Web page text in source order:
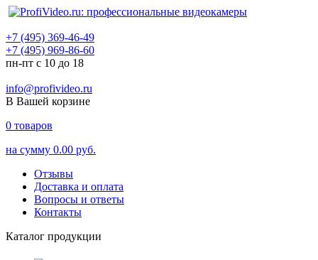
+7 (495) 369-46-49
+7 (495) 969-86-60
пн-пт с 10 до 18
info@profivideo.ru
В Вашей корзине
0 товаров
на сумму 0.00 руб.
Отзывы
Доставка и оплата
Вопросы и ответы
Контакты
Каталог продукции